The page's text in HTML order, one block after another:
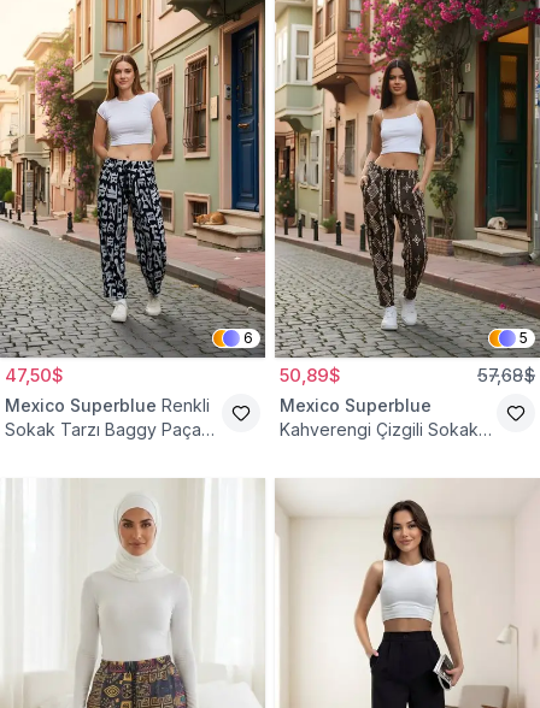
6
47,50$
Mexico Superblue Renkli
Sokak Tarzı Baggy Paça
5
50,89$ 57,68$
Mexico Superblue
Kahverengi Çizgili Sokak